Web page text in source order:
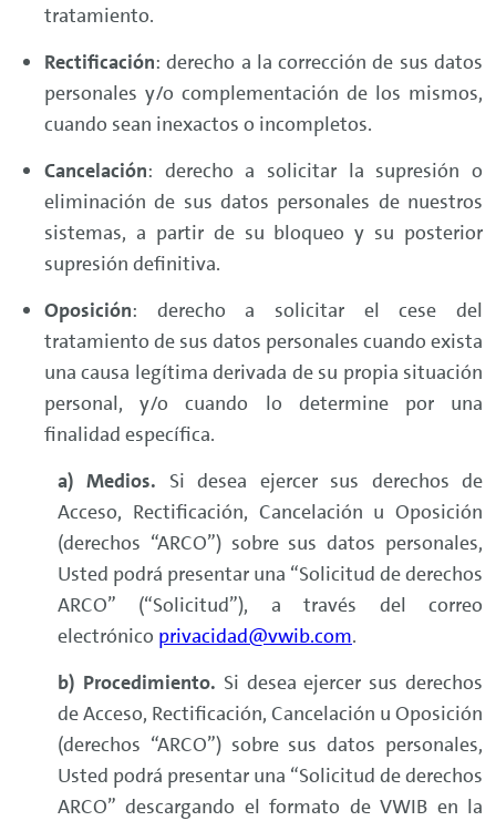
tratamiento.
Rectificación: derecho a la corrección de sus datos
personales y/o complementación de los mismos,
cuando sean inexactos o incompletos.
Cancelación: derecho a solicitar la supresión o
eliminación de sus datos personales de nuestros
sistemas, a partir de su bloqueo y su posterior
supresión definitiva.
Oposición: derecho a solicitar el cese del
tratamiento de sus datos personales cuando exista
una causa legítima derivada de su propia situación
personal, y/o cuando lo determine por una
finalidad específica.
a) Medios. Si desea ejercer sus derechos de
Acceso, Rectificación, Cancelación u Oposición
(derechos “ARCO”) sobre sus datos personales,
Usted podrá presentar una “Solicitud de derechos
ARCO” (“Solicitud”), a través del correo
electrónico privacidad@vwib.com.
b) Procedimiento. Si desea ejercer sus derechos
de Acceso, Rectificación, Cancelación u Oposición
(derechos “ARCO”) sobre sus datos personales,
Usted podrá presentar una “Solicitud de derechos
ARCO” descargando el formato de VWIB en la